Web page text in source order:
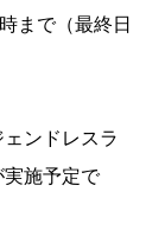
まで（最終日
ンドレスラ
施予定で